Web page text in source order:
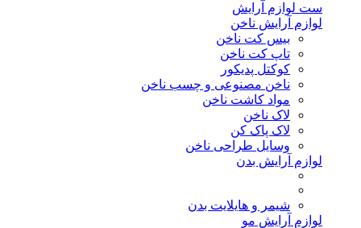
ست لوازم آرایش
لوازم آرایش ناخن
بیس کت ناخن
تاپ کت ناخن
کوکتل پدیکور
ناخن مصنوعی و چسب ناخن
مواد کاشت ناخن
لاک ناخن
لاک پاک کن
وسایل طراحی ناخن
لوازم آرایش بدن
شیمر و هایلایت بدن
لوازم آرایش مو